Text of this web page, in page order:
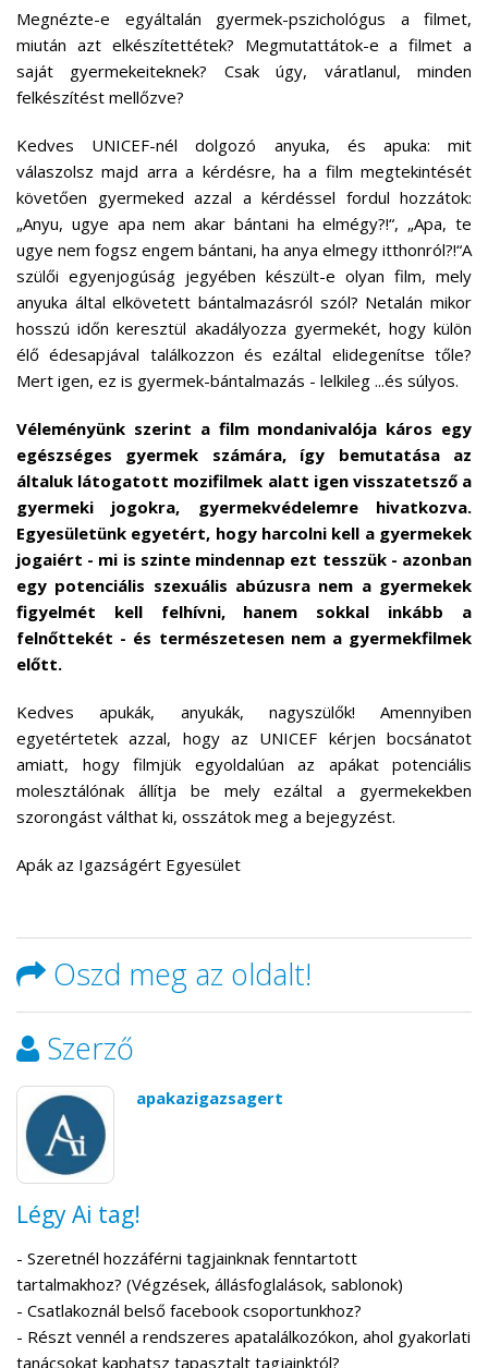
Megnézte-e egyáltalán gyermek-pszichológus a filmet,
miután azt elkészítettétek? Megmutattátok-e a filmet a
saját gyermekeiteknek? Csak úgy, váratlanul, minden
felkészítést mellőzve?
Kedves UNICEF-nél dolgozó anyuka, és apuka: mit
válaszolsz majd arra a kérdésre, ha a film megtekintését
követően gyermeked azzal a kérdéssel fordul hozzátok:
„Anyu, ugye apa nem akar bántani ha elmégy?!“, „Apa, te
ugye nem fogsz engem bántani, ha anya elmegy itthonról?!“A
szülői egyenjogúság jegyében készült-e olyan film, mely
anyuka által elkövetett bántalmazásról szól? Netalán mikor
hosszú időn keresztül akadályozza gyermekét, hogy külön
élő édesapjával találkozzon és ezáltal elidegenítse tőle?
Mert igen, ez is gyermek-bántalmazás - lelkileg ...és súlyos.
Véleményünk szerint a film mondanivalója káros egy
egészséges gyermek számára, így bemutatása az
általuk látogatott mozifilmek alatt igen visszatetsző a
gyermeki jogokra, gyermekvédelemre hivatkozva.
Egyesületünk egyetért, hogy harcolni kell a gyermekek
jogaiért - mi is szinte mindennap ezt tesszük - azonban
egy potenciális szexuális abúzusra nem a gyermekek
figyelmét kell felhívni, hanem sokkal inkább a
felnőttekét - és természetesen nem a gyermekfilmek
előtt.
Kedves apukák, anyukák, nagyszülők! Amennyiben
egyetértetek azzal, hogy az UNICEF kérjen bocsánatot
amiatt, hogy filmjük egyoldalúan az apákat potenciális
molesztálónak állítja be mely ezáltal a gyermekekben
szorongást válthat ki, osszátok meg a bejegyzést.
Apák az Igazságért Egyesület
Oszd meg az oldalt!
Szerző
apakazigazsagert
Légy Ai tag!
- Szeretnél hozzáférni tagjainknak fenntartott
tartalmakhoz? (Végzések, állásfoglalások, sablonok)
- Csatlakoznál belső facebook csoportunkhoz?
- Részt vennél a rendszeres apatalálkozókon, ahol gyakorlati
tanácsokat kaphatsz tapasztalt tagjainktól?